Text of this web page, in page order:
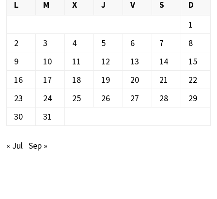
L
M X J V S
D
1
2
3 4 5 6 7
8
9
10 11 12 13 14
15
16
17 18 19 20 21
22
23
24 25 26 27 28
29
30
31
« Jul Sep »